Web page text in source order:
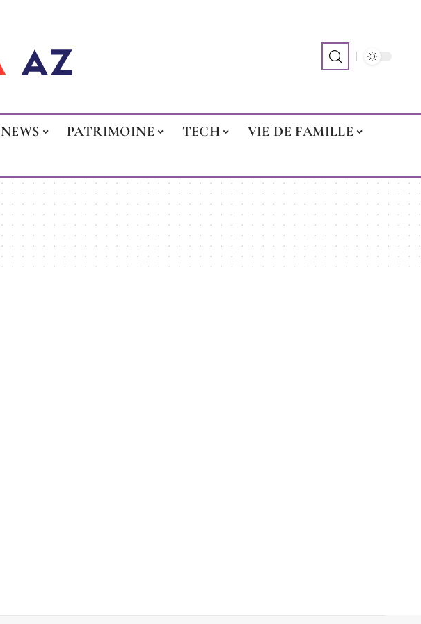
NEWS PATRIMOINE TECH
VIE DE FAMILLE